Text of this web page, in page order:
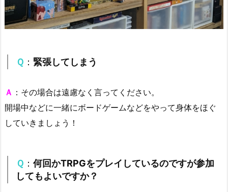
Ｑ ： 緊張してしまう
Ａ ：その場合は遠慮なく言ってください。
開場中などに一緒にボードゲームなどをやって身体をほぐ
していきましょう！
Ｑ ： 何回かTRPGをプレイしているのですが参加
してもよいですか？